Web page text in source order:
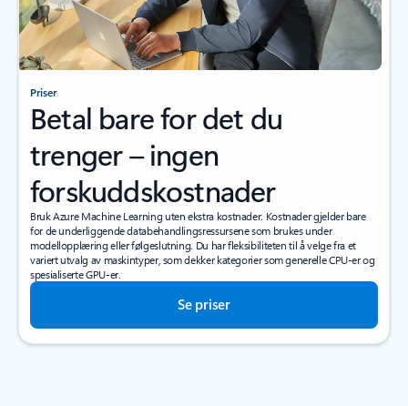
Priser
Betal bare for det du
trenger – ingen
forskuddskostnader
Bruk Azure Machine Learning uten ekstra kostnader. Kostnader gjelder bare
for de underliggende databehandlingsressursene som brukes under
modellopplæring eller følgeslutning. Du har fleksibiliteten til å velge fra et
variert utvalg av maskintyper, som dekker kategorier som generelle CPU-er og
spesialiserte GPU-er.
Se priser